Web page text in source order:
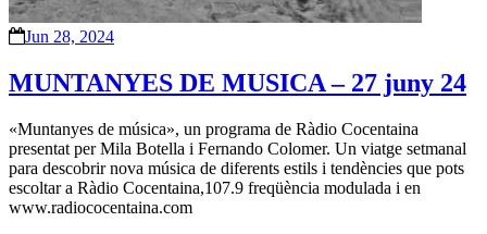
Jun 28, 2024
MUNTANYES DE MUSICA – 27 juny 24
«Muntanyes de música», un programa de Ràdio Cocentaina
presentat per Mila Botella i Fernando Colomer. Un viatge setmanal
para descobrir nova música de diferents estils i tendències que pots
escoltar a Ràdio Cocentaina,107.9 freqüència modulada i en
www.radiococentaina.com